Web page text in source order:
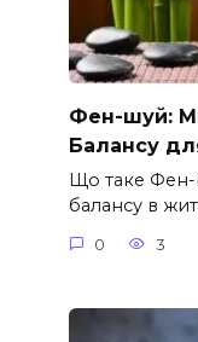
Фен-шуй:
Балансу
Що таке Фен-
балансу в
0 3